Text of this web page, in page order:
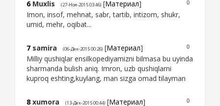
0
6 Muxlis (27-Ноя-2015 03:46) [Материал]
Imon, insof, mehnat, sabr, tartib, intizom, shukr,
umid, mehr, oqibat...
0
7 samira (06-Дек-2015 00:26) [Материал]
Milliy qushiqlar ensilkopediyamizni bilmasa bu uyinda
sharmanda bulish aniq. Imron, uzb qushiqlarni
kuproq eshting,kuylang, man sizga omad tilayman
0
8 xumora (13-Дек-2015 00:44) [Материал]